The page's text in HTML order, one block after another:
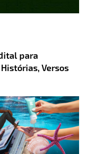
para
Versos